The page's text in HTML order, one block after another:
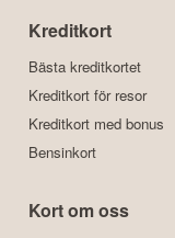
Kreditkort
Bästa kreditkortet
Kreditkort för resor
Kreditkort med bonus
Bensinkort
Kort om oss